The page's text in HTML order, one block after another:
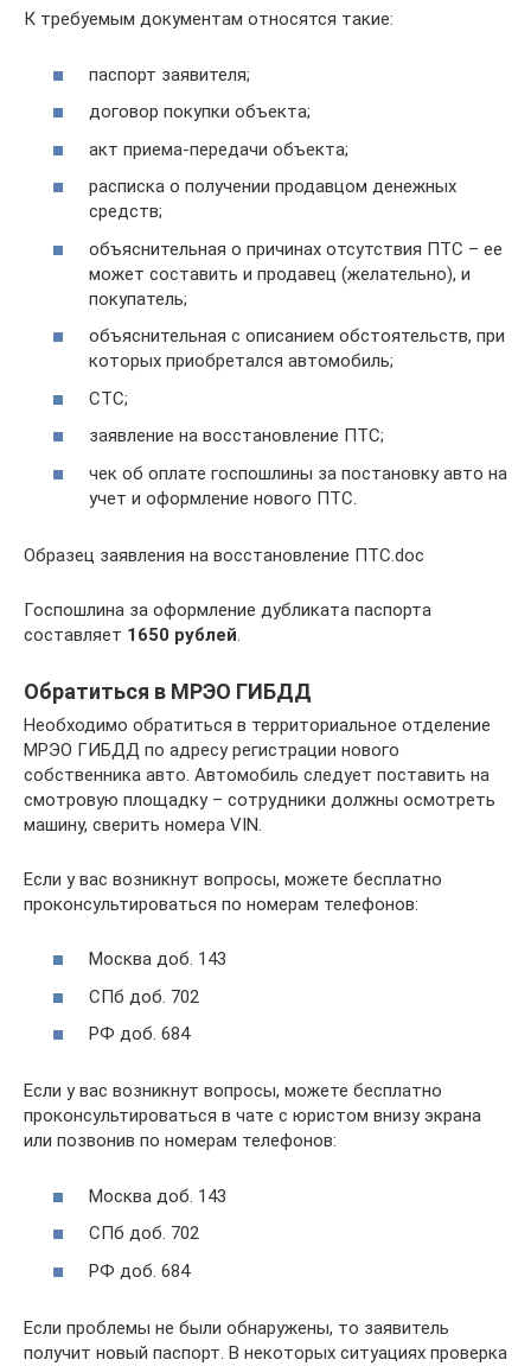
К требуемым документам относятся такие:
паспорт заявителя;
договор покупки объекта;
акт приема-передачи объекта;
расписка о получении продавцом денежных
средств;
объяснительная о причинах отсутствия ПТС – ее
может составить и продавец (желательно), и
покупатель;
объяснительная с описанием обстоятельств, при
которых приобретался автомобиль;
СТС;
заявление на восстановление ПТС;
чек об оплате госпошлины за постановку авто на
учет и оформление нового ПТС.
Образец заявления на восстановление ПТС.doc
Госпошлина за оформление дубликата паспорта
составляет 1650 рублей.
Обратиться в МРЭО ГИБДД
Необходимо обратиться в территориальное отделение
МРЭО ГИБДД по адресу регистрации нового
собственника авто. Автомобиль следует поставить на
смотровую площадку – сотрудники должны осмотреть
машину, сверить номера VIN.
Если у вас возникнут вопросы, можете бесплатно
проконсультироваться по номерам телефонов:
Москва доб. 143
СПб доб. 702
РФ доб. 684
Если у вас возникнут вопросы, можете бесплатно
проконсультироваться в чате с юристом внизу экрана
или позвонив по номерам телефонов:
Москва доб. 143
СПб доб. 702
РФ доб. 684
Если проблемы не были обнаружены, то заявитель
получит новый паспорт. В некоторых ситуациях проверка